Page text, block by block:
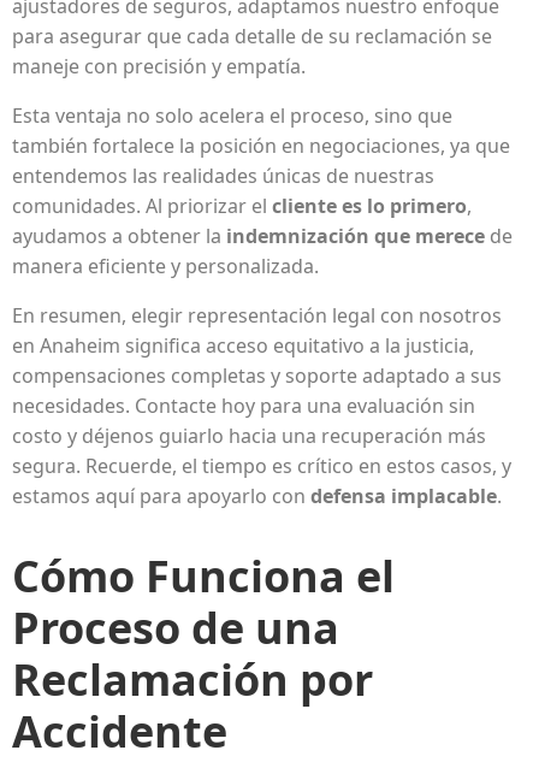
ajustadores de seguros, adaptamos nuestro enfoque
para asegurar que cada detalle de su reclamación se
maneje con precisión y empatía.
Esta ventaja no solo acelera el proceso, sino que
también fortalece la posición en negociaciones, ya que
entendemos las realidades únicas de nuestras
comunidades. Al priorizar el cliente es lo primero,
ayudamos a obtener la indemnización que merece de
manera eficiente y personalizada.
En resumen, elegir representación legal con nosotros
en Anaheim significa acceso equitativo a la justicia,
compensaciones completas y soporte adaptado a sus
necesidades. Contacte hoy para una evaluación sin
costo y déjenos guiarlo hacia una recuperación más
segura. Recuerde, el tiempo es crítico en estos casos, y
estamos aquí para apoyarlo con defensa implacable.
Cómo Funciona el
Proceso de una
Reclamación por
Accidente